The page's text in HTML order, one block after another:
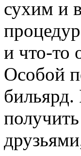
сухим и
и что-то
Особой